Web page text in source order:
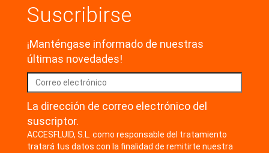
Suscribirse
¡Manténgase informado de nuestras
últimas novedades!
La dirección de correo electrónico del
suscriptor.
ACCESFLUID, S.L. como responsable del tratamiento
tratará tus datos con la finalidad de remitirte nuestra